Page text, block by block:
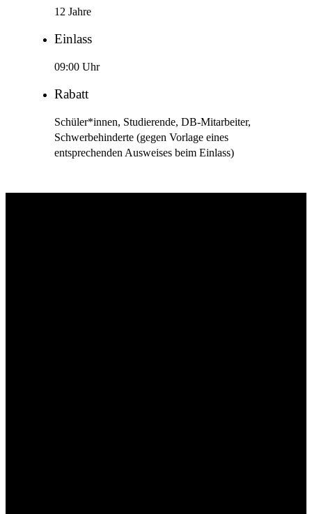
12 Jahre
Einlass
09:00 Uhr
Rabatt
Schüler*innen, Studierende, DB-Mitarbeiter,
Schwerbehinderte (gegen Vorlage eines
entsprechenden Ausweises beim Einlass)